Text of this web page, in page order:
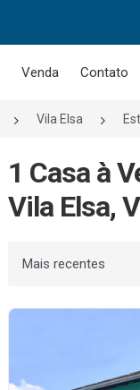
Venda Contato
Vila Elsa
1 Casa à
Vila Elsa,
Ordenar por